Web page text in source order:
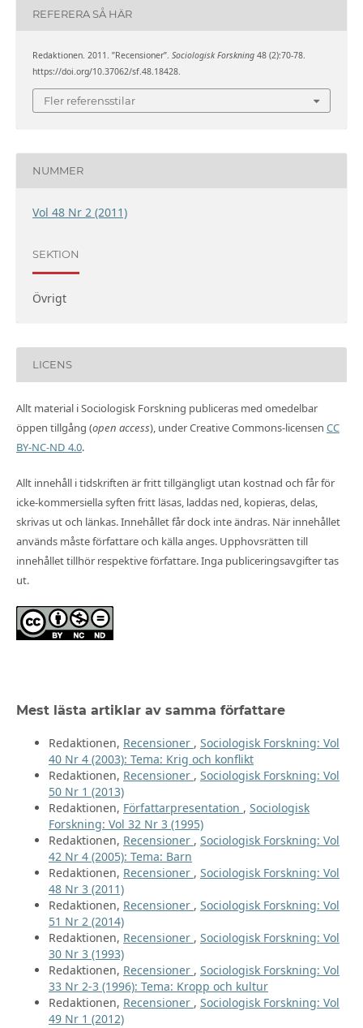
REFERERA SÅ HÄR
Redaktionen. 2011. ”Recensioner”. Sociologisk Forskning48 (2):70-78.
https://doi.org/10.37062/sf.48.18428.
Fler referensstilar
NUMMER
Vol 48 Nr 2 (2011)
SEKTION
Övrigt
LICENS
Allt material i Sociologisk Forskning publiceras med omedelbar
öppen tillgång (open access), under Creative Commons-licensen CC
BY-NC-ND 4.0.
Allt innehåll i tidskriften är fritt tillgängligt utan kostnad och får för
icke-kommersiella syften fritt läsas, laddas ned, kopieras, delas,
skrivas ut och länkas. Innehållet får dock inte ändras. När innehållet
används måste författare och källa anges. Upphovsrätten till
innehållet tillhör respektive författare. Inga publiceringsavgifter tas
ut.
Mest lästa artiklar av samma författare
Redaktionen, Recensioner , Sociologisk Forskning: Vol
40 Nr 4 (2003): Tema: Krig och konflikt
Redaktionen, Recensioner , Sociologisk Forskning: Vol
50 Nr 1 (2013)
Redaktionen, Författarpresentation , Sociologisk
Forskning: Vol 32 Nr 3 (1995)
Redaktionen, Recensioner , Sociologisk Forskning: Vol
42 Nr 4 (2005): Tema: Barn
Redaktionen, Recensioner , Sociologisk Forskning: Vol
48 Nr 3 (2011)
Redaktionen, Recensioner , Sociologisk Forskning: Vol
51 Nr 2 (2014)
Redaktionen, Recensioner , Sociologisk Forskning: Vol
30 Nr 3 (1993)
Redaktionen, Recensioner , Sociologisk Forskning: Vol
33 Nr 2-3 (1996): Tema: Kropp och kultur
Redaktionen, Recensioner , Sociologisk Forskning: Vol
49 Nr 1 (2012)